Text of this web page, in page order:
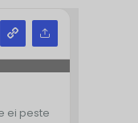
ei peste